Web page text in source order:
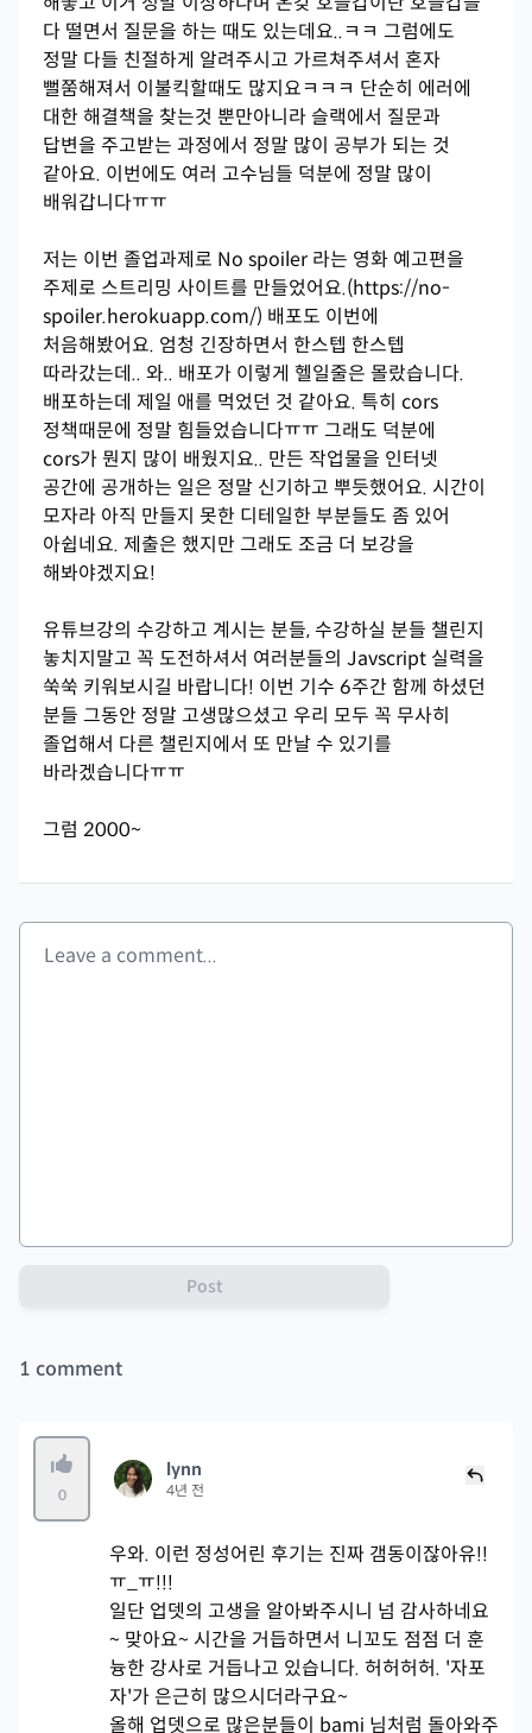
다 떨면서 질문을 하는 때도 있는데요..ㅋㅋ 그럼에도
정말 다들 친절하게 알려주시고 가르쳐주셔서 혼자
뻘쭘해져서 이불킥할때도 많지요ㅋㅋㅋ 단순히 에러에
대한 해결책을 찾는것 뿐만아니라 슬랙에서 질문과
답변을 주고받는 과정에서 정말 많이 공부가 되는 것
같아요. 이번에도 여러 고수님들 덕분에 정말 많이
배워갑니다ㅠㅠ
저는 이번 졸업과제로 No spoiler 라는 영화 예고편을
주제로 스트리밍 사이트를 만들었어요.(https://no-
spoiler.herokuapp.com/) 배포도 이번에
처음해봤어요. 엄청 긴장하면서 한스텝 한스텝
따라갔는데.. 와.. 배포가 이렇게 헬일줄은 몰랐습니다.
배포하는데 제일 애를 먹었던 것 같아요. 특히 cors
정책때문에 정말 힘들었습니다ㅠㅠ 그래도 덕분에
cors가 뭔지 많이 배웠지요.. 만든 작업물을 인터넷
공간에 공개하는 일은 정말 신기하고 뿌듯했어요. 시간이
모자라 아직 만들지 못한 디테일한 부분들도 좀 있어
아쉽네요. 제출은 했지만 그래도 조금 더 보강을
해봐야겠지요!
유튜브강의 수강하고 계시는 분들, 수강하실 분들 챌린지
놓치지말고 꼭 도전하셔서 여러분들의 Javscript 실력을
쑥쑥 키워보시길 바랍니다! 이번 기수 6주간 함께 하셨던
분들 그동안 정말 고생많으셨고 우리 모두 꼭 무사히
졸업해서 다른 챌린지에서 또 만날 수 있기를
바라겠습니다ㅠㅠ
그럼 2000~
Post
1 comment
0
lynn
4년 전
우와. 이런 정성어린 후기는 진짜 갬동이잖아유!!
ㅠ_ㅠ!!!
일단 업뎃의 고생을 알아봐주시니 넘 감사하네요
~ 맞아요~ 시간을 거듭하면서 니꼬도 점점 더 훈
늉한 강사로 거듭나고 있습니다. 허허허허. '자포
자'가 은근히 많으시더라구요~
올해 업뎃으로 많은분들이 bami 님처럼 돌아와주